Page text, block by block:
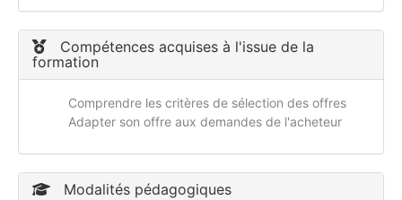
Compétences acquises à l'issue de la
formation
Comprendre les critères de sélection des offres
Adapter son offre aux demandes de l'acheteur
Modalités pédagogiques